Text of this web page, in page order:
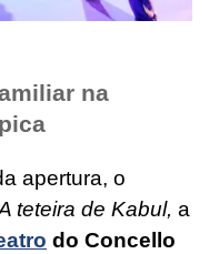
na
apertura, o
teteira de Kabul, a
do Concello